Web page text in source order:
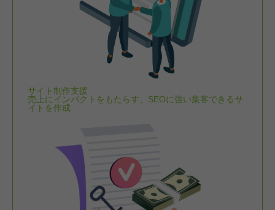
サイト制作支援
売上にインパクトをもたらす、SEOに強い集客できるサ
イトを作成